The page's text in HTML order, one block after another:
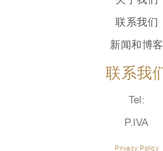
联系我们
新闻和博客
联系我们
Tel:
P.IVA
Privacy Policy